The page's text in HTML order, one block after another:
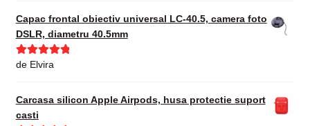
Capac frontal obiectiv universal LC-40.5, camera foto
DSLR, diametru 40.5mm
Evaluat la
de Elvira
Carcasa silicon Apple Airpods, husa protectie suport
casti